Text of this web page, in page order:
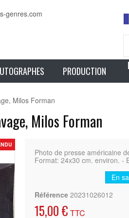
PRODUCTION
Milos Forman
Milos Forman
Photo de presse américaine
Format: 24x30 cm. environ. -
En
Référence 20231026012
15,00 € TTC